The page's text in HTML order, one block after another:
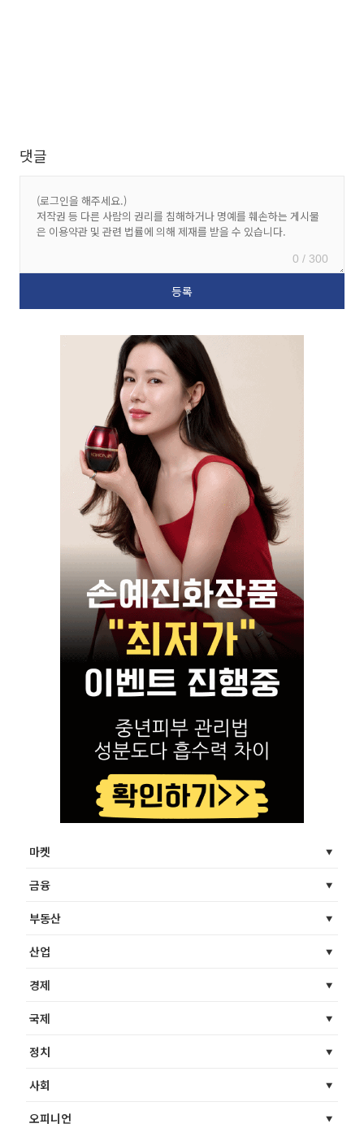
댓글
0 / 300
마켓
금융
부동산
산업
경제
국제
정치
사회
오피니언